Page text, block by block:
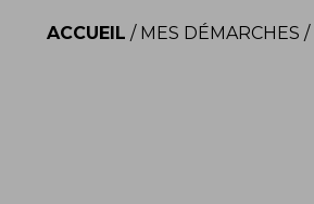
ACCUEIL / MES DÉMARCHES /